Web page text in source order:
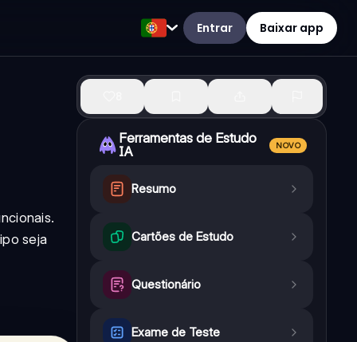
Entrar Baixar app
seja
Ferramentas de Estudo
IA
NOVO
Resumo
Cartões de Estudo
Questionário
Exame de Teste